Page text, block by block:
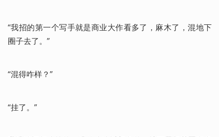
“我招的第一个写手就是商业大作看多了，麻木了，混地下
圈子去了。”
“混得咋样？”
“挂了。”